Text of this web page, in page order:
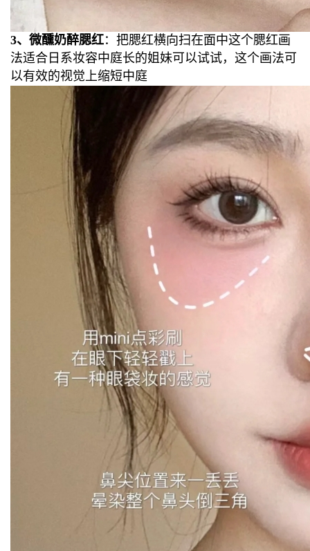
3、微醺奶醉腮红：把腮红横向扫在面中这个腮红画
法适合日系妆容中庭长的姐妹可以试试， 这个画法可
以有效的视觉上缩短中庭